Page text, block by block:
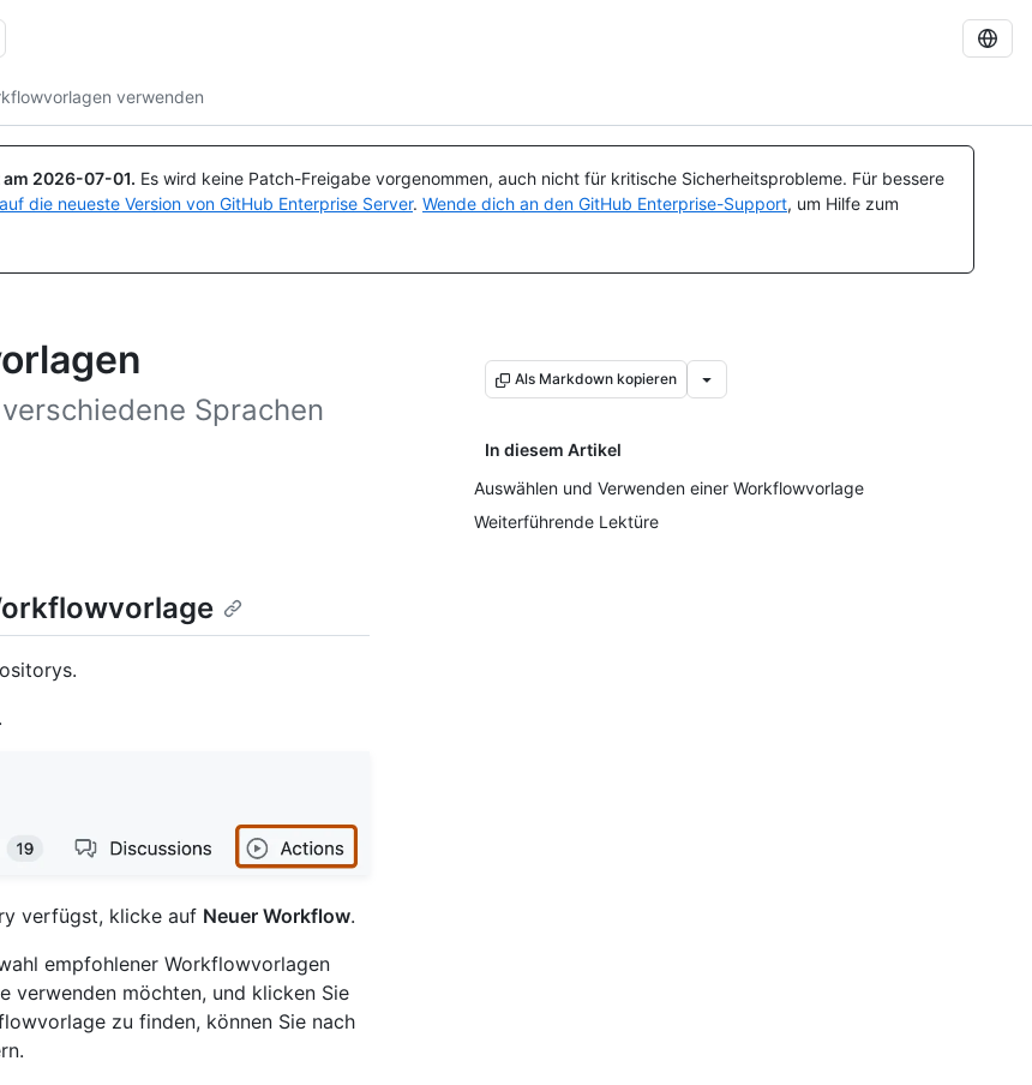
verwenden
2026-07-01. Es wird keine Patch-Freigabe vorgenommen, auch nicht für kritische Sicherheitsprobleme. Für bessere
die neueste Version von GitHub Enterprise Server. Wende dich an den GitHub Enterprise-Support, um Hilfe zum
Sprachen
Als Markdown kopieren
In diesem Artikel
Auswählen und Verwenden einer Workflowvorlage
Weiterführende Lektüre
.
verfügst, klicke auf Neuer Workflow.
empfohlener Workflowvorlagen
verwenden möchten, und klicken Sie
zu finden, können Sie nach